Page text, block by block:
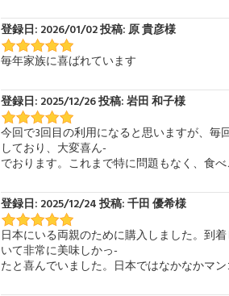
登録日: 2026/01/02 投稿: 原 貴彦様
毎年家族に喜ばれています
登録日: 2025/12/26 投稿: 岩田 和子様
今回で3回目の利用になると思いますが、
しており、大変喜ん-
でおります。これまで特に問題もなく、食
登録日: 2025/12/24 投稿: 千田 優希様
日本にいる両親のために購入しました。到
いて非常に美味しかっ-
たと喜んでいました。日本ではなかなかマ